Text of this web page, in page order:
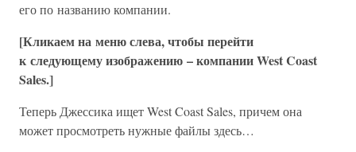
его по названию компании.
[Кликаем на меню слева, чтобы перейти
к следующему изображению – компании West Coast
Sales.]
Теперь Джессика ищет West Coast Sales, причем она
может просмотреть нужные файлы здесь…